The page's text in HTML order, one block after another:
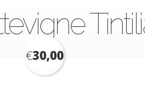
€30,00